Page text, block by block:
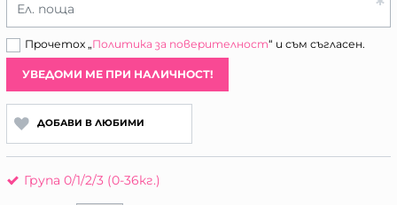
Ел. поща
Прочетох „Политика за поверителност“ и съм съгласен.
УВЕДОМИ МЕ ПРИ НАЛИЧНОСТ!
ДОБАВИ В ЛЮБИМИ
Група 0/1/2/3 (0-36кг.)